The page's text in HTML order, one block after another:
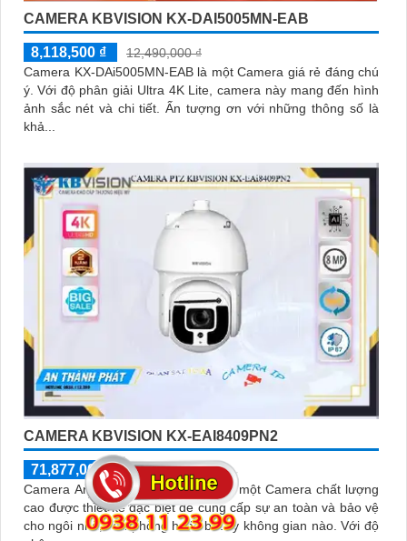
CAMERA KBVISION KX-DAI5005MN-EAB
8,118,500 ₫
12,490,000 ₫
Camera KX-DAi5005MN-EAB là một Camera giá rẻ đáng chú
ý. Với độ phân giải Ultra 4K Lite, camera này mang đến hình
ảnh sắc nét và chi tiết. Ấn tượng ơn với những thông số là
khả...
CAMERA KBVISION KX-EAI8409PN2
71,877,000 ₫
110,580,000 ₫
Camera An Ninh KX-EAi8409PN2 là một Camera chất lượng
cao được thiết kế đặc biệt để cung cấp sự an toàn và bảo vệ
cho ngôi nhà, văn phòng hoặc bất kỳ không gian nào. Với độ